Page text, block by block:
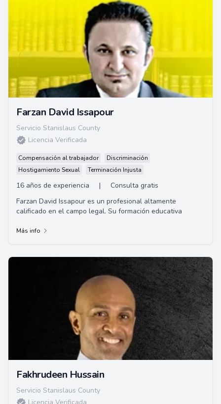
Farzan David Issapour
Servicio Stanislaus County
Licencia Verificada
Compensación al trabajador
Discriminación
Hostigamiento Sexual
Terminación Injusta
16 años de experiencia |
Consulta gratis
Farzan David Issapour es un profesional altamente
calificado en el campo legal. Su formación educativa
Más info
Fakhrudeen Hussain
Servicio Stanislaus County